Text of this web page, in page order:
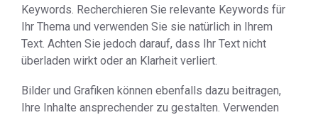
Keywords. Recherchieren Sie relevante Keywords für
Ihr Thema und verwenden Sie sie natürlich in Ihrem
Text. Achten Sie jedoch darauf, dass Ihr Text nicht
überladen wirkt oder an Klarheit verliert.
Bilder und Grafiken können ebenfalls dazu beitragen,
Ihre Inhalte ansprechender zu gestalten. Verwenden